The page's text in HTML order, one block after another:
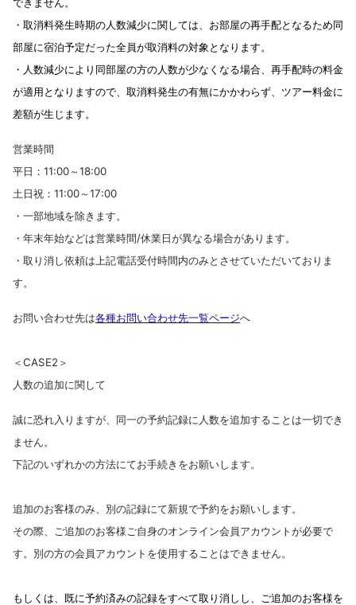
・取消料発生時期の人数減少に関しては、お部屋の再手配となるため同
部屋に宿泊予定だった全員が取消料の対象となります。
・人数減少により同部屋の方の人数が少なくなる場合、再手配時の料金
が適用となりますので、取消料発生の有無にかかわらず、ツアー料金に
差額が生じます。
営業時間
平日：11:00～18:00
土日祝：11:00～17:00
・一部地域を除きます。
・年末年始などは営業時間/休業日が異なる場合があります。
・取り消し依頼は上記電話受付時間内のみとさせていただいておりま
す。
お問い合わせ先は各種お問い合わせ先一覧ページへ
＜CASE2＞
人数の追加に関して
誠に恐れ入りますが、同一の予約記録に人数を追加することは一切でき
ません。
下記のいずれかの方法にてお手続きをお願いします。
追加のお客様のみ、別の記録にて新規で予約をお願いします。
その際、ご追加のお客様ご自身のオンライン会員アカウントが必要で
す。別の方の会員アカウントを使用することはできません。
もしくは、既に予約済みの記録をすべて取り消しし、ご追加のお客様を